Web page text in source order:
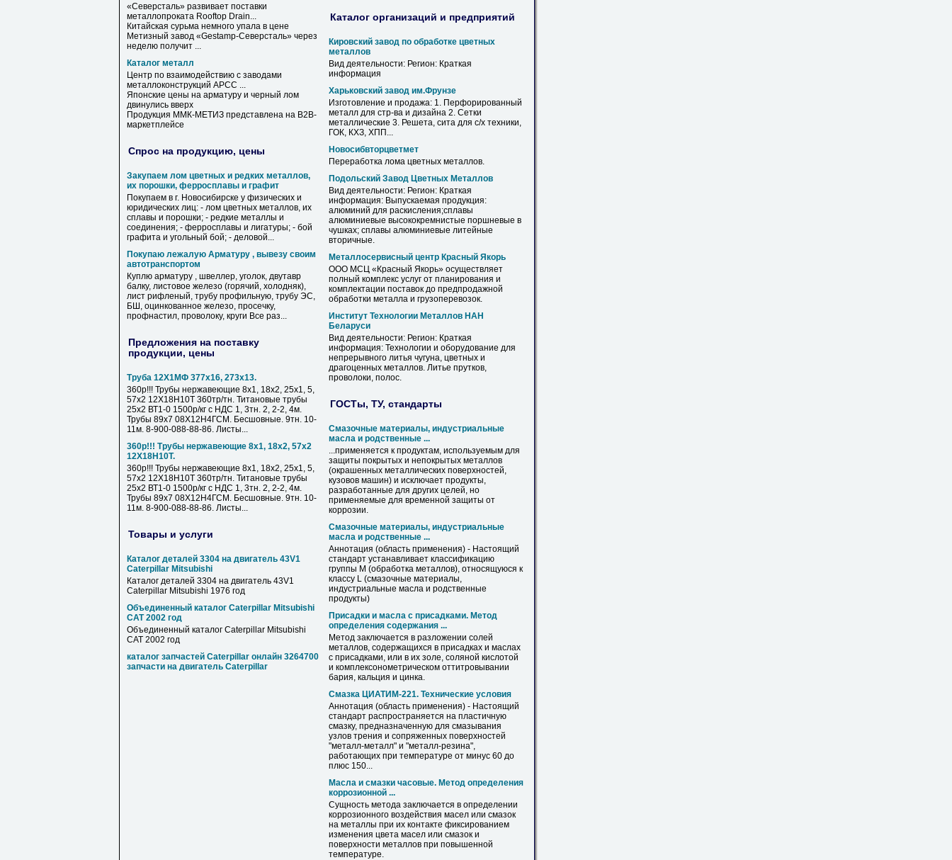
«Северсталь» развивает поставки
металлопроката Rooftop Drain...
Китайская сурьма немного упала в цене
Метизный завод «Gestamp-Северсталь» через
неделю получит ...
Каталог металл
Центр по взаимодействию с заводами
металлоконструкций АРСС ...
Японские цены на арматуру и черный лом
двинулись вверх
Продукция ММК-МЕТИЗ представлена на B2B-
маркетплейсе
Спрос на продукцию, цены
Закупаем лом цветных и редких металлов,
их порошки, ферросплавы и графит
Покупаем в г. Новосибирске у физических и
юридических лиц: - лом цветных металлов, их
сплавы и порошки; - редкие металлы и
соединения; - ферросплавы и лигатуры; - бой
графита и угольный бой; - деловой...
Покупаю лежалую Арматуру , вывезу своим
автотранспортом
Куплю арматуру , швеллер, уголок, двутавр
балку, листовое железо (горячий, холодняк),
лист рифленый, трубу профильную, трубу ЭС,
БШ, оцинкованное железо, просечку,
профнастил, проволоку, круги Все раз...
Предложения на поставку
продукции, цены
Труба 12Х1МФ 377х16, 273х13.
360р!!! Трубы нержавеющие 8х1, 18х2, 25х1, 5,
57х2 12Х18Н10Т 360тр/тн. Титановые трубы
25х2 ВТ1-0 1500р/кг с НДС 1, 3тн. 2, 2-2, 4м.
Трубы 89х7 08Х12Н4ГСМ. Бесшовные. 9тн. 10-
11м. 8-900-088-88-86. Листы...
360р!!! Трубы нержавеющие 8х1, 18х2, 57х2
12Х18Н10Т.
360р!!! Трубы нержавеющие 8х1, 18х2, 25х1, 5,
57х2 12Х18Н10Т 360тр/тн. Титановые трубы
25х2 ВТ1-0 1500р/кг с НДС 1, 3тн. 2, 2-2, 4м.
Трубы 89х7 08Х12Н4ГСМ. Бесшовные. 9тн. 10-
11м. 8-900-088-88-86. Листы...
Товары и услуги
Каталог деталей 3304 на двигатель 43V1
Caterpillar Mitsubishi
Каталог деталей 3304 на двигатель 43V1
Caterpillar Mitsubishi 1976 год
Объединенный каталог Caterpillar Mitsubishi
CAT 2002 год
Объединенный каталог Caterpillar Mitsubishi
CAT 2002 год
каталог запчастей Caterpillar онлайн 3264700
запчасти на двигатель Caterpillar
Каталог организаций и предприятий
Кировский завод по обработке цветных
металлов
Вид деятельности: Регион: Краткая
информация
Харьковский завод им.Фрунзе
Изготовление и продажа: 1. Перфорированный
металл для стр-ва и дизайна 2. Сетки
металлические 3. Решета, сита для с/х техники,
ГОК, КХЗ, ХПП...
Новосибвторцветмет
Переработка лома цветных металлов.
Подольский Завод Цветных Металлов
Вид деятельности: Регион: Краткая
информация: Выпускаемая продукция:
алюминий для раскисления;сплавы
алюминиевые высококремнистые поршневые в
чушках; сплавы алюминиевые литейные
вторичные.
Металлосервисный центр Красный Якорь
ООО МСЦ «Красный Якорь» осуществляет
полный комплекс услуг от планирования и
комплектации поставок до предпродажной
обработки металла и грузоперевозок.
Институт Технологии Металлов НАН
Беларуси
Вид деятельности: Регион: Краткая
информация: Технологии и оборудование для
непрерывного литья чугуна, цветных и
драгоценных металлов. Литье прутков,
проволоки, полос.
ГОСТы, ТУ, стандарты
Смазочные материалы, индустриальные
масла и родственные ...
...применяется к продуктам, используемым для
защиты покрытых и непокрытых металлов
(окрашенных металлических поверхностей,
кузовов машин) и исключает продукты,
разработанные для других целей, но
применяемые для временной защиты от
коррозии.
Смазочные материалы, индустриальные
масла и родственные ...
Аннотация (область применения) - Настоящий
стандарт устанавливает классификацию
группы М (обработка металлов), относящуюся к
классу L (смазочные материалы,
индустриальные масла и родственные
продукты)
Присадки и масла с присадками. Метод
определения содержания ...
Метод заключается в разложении солей
металлов, содержащихся в присадках и маслах
с присадками, или в их золе, соляной кислотой
и комплексонометрическом оттитровывании
бария, кальция и цинка.
Смазка ЦИАТИМ-221. Технические условия
Аннотация (область применения) - Настоящий
стандарт распространяется на пластичную
смазку, предназначенную для смазывания
узлов трения и сопряженных поверхностей
"металл-металл" и "металл-резина",
работающих при температуре от минус 60 до
плюс 150...
Масла и смазки часовые. Метод определения
коррозионной ...
Сущность метода заключается в определении
коррозионного воздействия масел или смазок
на металлы при их контакте фиксированием
изменения цвета масел или смазок и
поверхности металлов при повышенной
температуре.